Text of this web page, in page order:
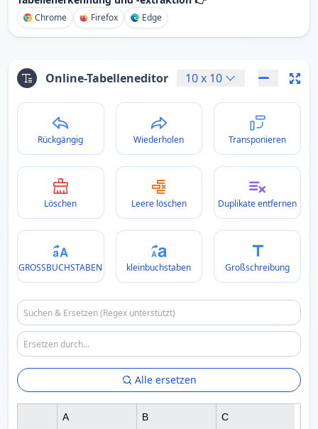
Chrome Firefox Edge
Online-Tabelleneditor 10x 10
Rückgängig Wiederholen Transponieren
Löschen Leere löschen Duplikate entfernen
GROSSBUCHSTABEN kleinbuchstaben Großschreibung
Alle ersetzen
A B C